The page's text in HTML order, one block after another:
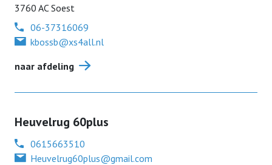
3760 AC Soest
06-37316069
kbossb@xs4all.nl
naar afdeling
Heuvelrug 60plus
0615663510
Heuvelrug60plus@gmail.com